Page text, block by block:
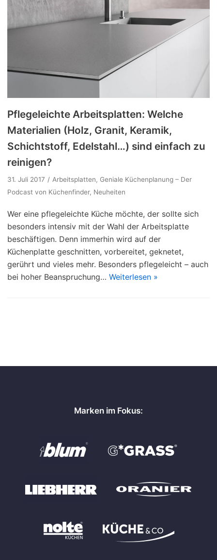
Pflegeleichte Arbeitsplatten: Welche
Materialien (Holz, Granit, Keramik,
Schichtstoff, Edelstahl…) sind einfach zu
reinigen?
31. Juli 2017 Arbeitsplatten, Geniale Küchenplanung – Der
Podcast von Küchenfinder, Neuheiten
Wer eine pflegeleichte Küche möchte, der sollte sich
besonders intensiv mit der Wahl der Arbeitsplatte
beschäftigen. Denn immerhin wird auf der
Küchenplatte geschnitten, vorbereitet, geknetet,
gerührt und vieles mehr. Besonders pflegeleicht – auch
bei hoher Beanspruchung… Weiterlesen »
Marken im Fokus: